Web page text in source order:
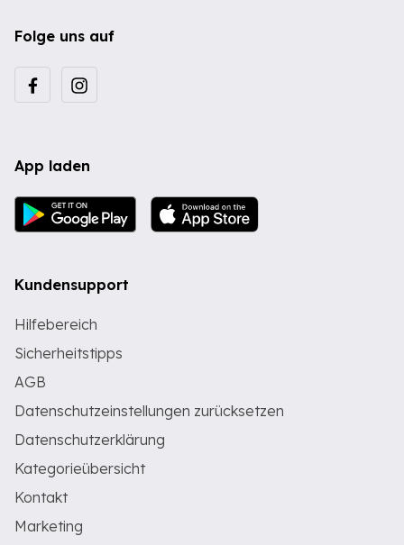
Folge uns auf
App laden
Kundensupport
Hilfebereich
Sicherheitstipps
AGB
Datenschutzeinstellungen zurücksetzen
Datenschutzerklärung
Kategorieübersicht
Kontakt
Marketing